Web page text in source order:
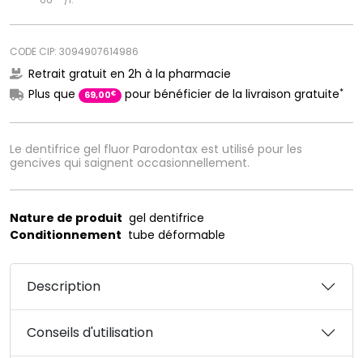
Le dentifrice gel fluor Parodontax est utilisé pour les
gencives qui saignent occasionnellement.
CODE CIP: 3094907614986
Retrait gratuit en 2h à la pharmacie
Plus que
69,00€ pour bénéficier de la livraison gratuite*
Nature de produit gel dentifrice
Conditionnement tube déformable
Description
Conseils d'utilisation